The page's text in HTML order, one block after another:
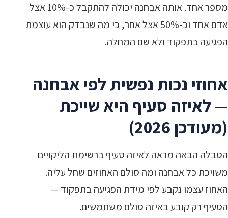
מספר אחד. אותה אבחנה יכולה להתקבל כ-10% אצל
אדם אחד וכ-50% אצל אחר, כי מה שנבדק הוא עוצמת
הפגיעה בתפקוד ולא שם המחלה.
אחוזי נכות נפשית לפי אבחנה
— לאיזה סעיף היא שייכת
(מעודכן 2026)
הטבלה הבאה מראה לאיזה סעיף ברשימת הליקויים
משויכת כל אבחנה ומה סולם האחוזים שחל עליה.
האחוז עצמו נקבע לפי מידת הפגיעה בתפקוד —
הסעיף רק קובע באיזה סולם משתמשים.